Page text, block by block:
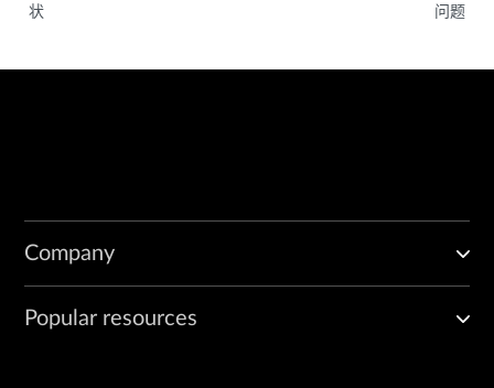
状
问题
Company
Popular resources